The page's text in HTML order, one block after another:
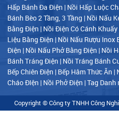
style="letter-
spacing:0pt;font-
style:normal;">
<span
style="color:red;">
<span style="font-
family:Arial,sans-
serif;">Kích thước
67cm x 67cm x
76cm</span>
</span></span>
</span></li> <li
style="margin-
bottom: 15pt; line-
Hấp Bánh Đa Điện | Nồi Hấp Luộc
Bánh Bèo 2 Tầng, 3 Tầng | Nồi Nấu
Bằng Điện | Nồi Điện Có Cánh Khuấy
Liệu Bằng Điện | Nồi Nấu Rượu Inox
Điện | Nồi Nấu Phở Bằng Điện | Nồi
Bánh Tráng Điện | Nồi Tráng Bánh
Bếp Chiên Điện | Bếp Hâm Thức Ăn |
Cháo ĐIện | Nồi Phở Điện |Tag Danh
Copyright © Công ty TNHH Công